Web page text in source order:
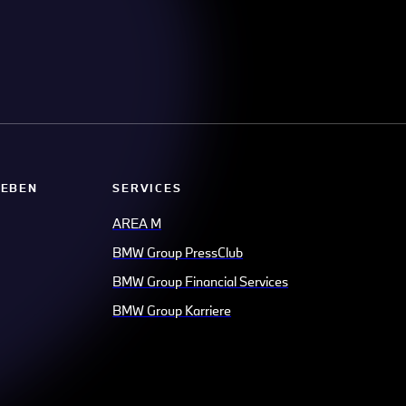
SERVICES
AREA M
BMW Group PressClub
BMW Group Financial Services
BMW Group Karriere